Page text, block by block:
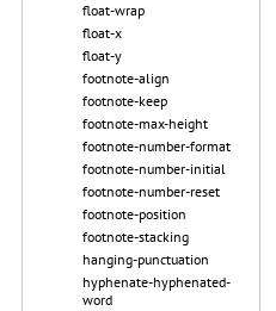
float-wrap
float-x
float-y
footnote-align
footnote-keep
footnote-max-height
footnote-number-format
footnote-number-initial
footnote-number-reset
footnote-position
footnote-stacking
hanging-punctuation
hyphenate-hyphenated-
word